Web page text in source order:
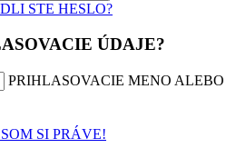
STE HESLO?
ÚDAJE?
PRIHLASOVACIE MENO ALEBO
SI PRÁVE!